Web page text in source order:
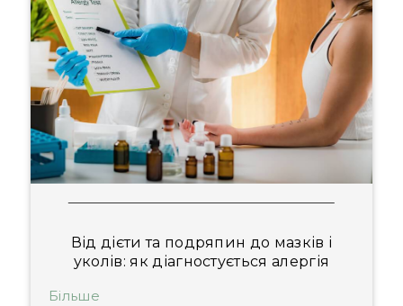
Від дієти та подряпин до мазків і
уколів: як діагностується алергія
Більше